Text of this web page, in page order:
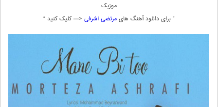
موزیک
” برای دانلود آهنگ هایمرتضی اشرفی <— کلیک کنید “